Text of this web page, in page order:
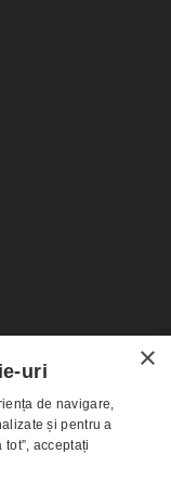
×
uri
de navigare,
și pentru a
acceptați